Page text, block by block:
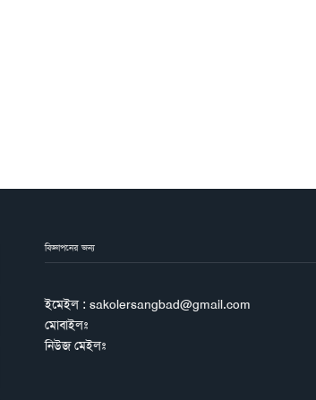
বিজ্ঞাপনের জন্য
ইমেইল : sakolersangbad@gmail.com
মোবাইলঃ
নিউজ মেইলঃ